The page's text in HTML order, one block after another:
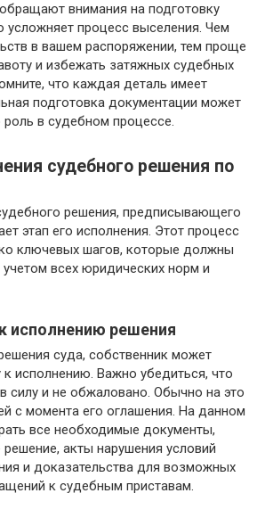
внимания на подготовку
усложняет процесс выселения. Чем
в вашем распоряжении, тем проще
и избежать затяжных судебных
что каждая деталь имеет
подготовка документации может
в судебном процессе.
судебного решения по
решения, предписывающего
этап его исполнения. Этот процесс
ключевых шагов, которые должны
всех юридических норм и
исполнению решения
суда, собственник может
к исполнению. Важно убедиться, что
силу и не обжаловано. Обычно на это
с момента его оглашения. На данном
все необходимые документы,
акты нарушения условий
и доказательства для возможных
к судебным приставам.